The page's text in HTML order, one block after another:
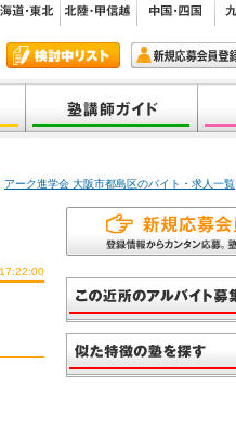
アーク進学会 大阪市都島区のバイト・求人一覧